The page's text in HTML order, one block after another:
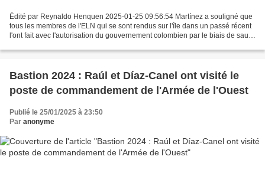
Édité par Reynaldo Henquen 2025-01-25 09:56:54 Martínez a souligné que
tous les membres de l'ELN qui se sont rendus sur l'île dans un passé récent
l'ont fait avec l'autorisation du gouvernement colombien par le biais de sauf-
Bastion 2024 : Raúl et Díaz-Canel ont visité le
poste de commandement de l'Armée de l'Ouest
Publié le 25/01/2025 à 23:50
Par anonyme